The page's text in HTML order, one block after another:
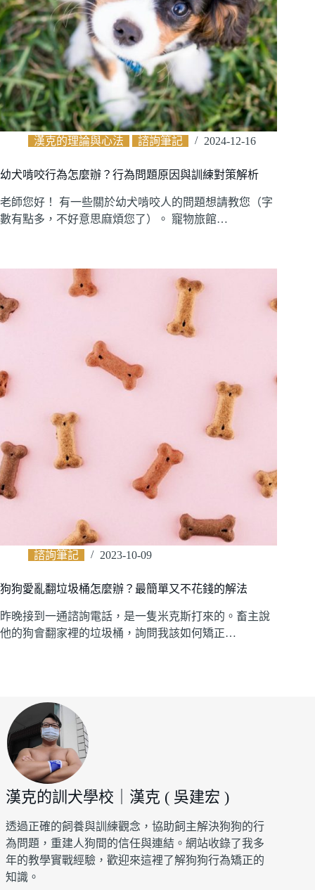
漢克的理論與心法 諮詢筆記 2024-12-16
幼犬啃咬行為怎麼辦？行為問題原因與訓練對策解析
老師您好！ 有一些關於幼犬啃咬人的問題想請教您（字
數有點多，不好意思麻煩您了）。 寵物旅館…
諮詢筆記 2023-10-09
狗狗愛亂翻垃圾桶怎麼辦？最簡單又不花錢的解法
昨晚接到一通諮詢電話，是一隻米克斯打來的。畜主說
他的狗會翻家裡的垃圾桶，詢問我該如何矯正…
漢克的訓犬學校｜漢克 ( 吳建宏 )
透過正確的飼養與訓練觀念，協助飼主解決狗狗的行
為問題，重建人狗間的信任與連結。網站收錄了我多
年的教學實戰經驗，歡迎來這裡了解狗狗行為矯正的
知識。